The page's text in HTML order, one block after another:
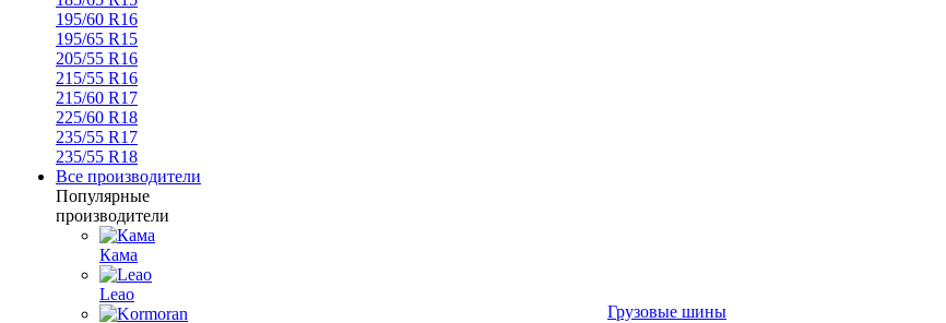
195/60 R16
195/65 R15
205/55 R16
215/55 R16
215/60 R17
225/60 R18
235/55 R17
235/55 R18
Все производители
Популярные
производители
Кама
Leao
Грузовые шины